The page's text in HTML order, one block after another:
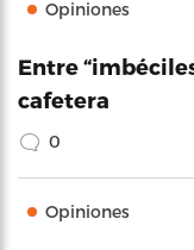
Opiniones
Entre
cafetera
0
Opiniones